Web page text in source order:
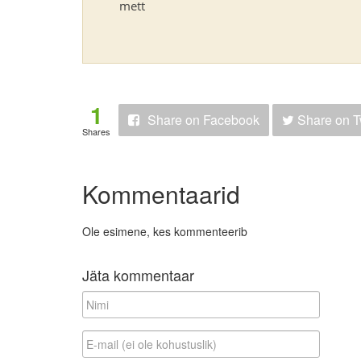
mett
1
Shares
Share on Facebook Share on
Kommentaarid
Ole esimene, kes kommenteerib
Jäta kommentaar